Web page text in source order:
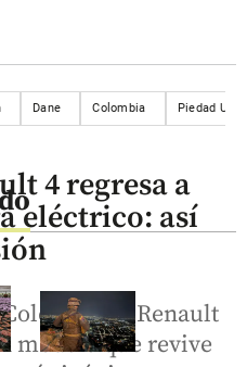
Dane Colombia Piedad
4 regresa a
eléctrico: así
Colombia el Renault
modelo que revive